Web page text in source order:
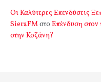
Οι Καλύτερες Επενδύσεις
SieraFMστο Επένδυση στον
στην Κοζάνη?